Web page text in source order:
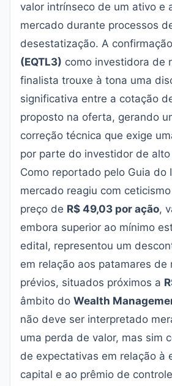
valor intrínseco de um ativo e
mercado durante processos
desestatização. A
(EQTL3) como investidora de
finalista trouxe à tona uma
significativa entre a cotação
proposto na oferta, gerando
correção técnica que exige
por parte do investidor de
Como reportado pelo Guia do
mercado reagiu com
preço de R$ 49,03 por ação,
embora superior ao mínimo
edital, representou um
em relação aos patamares de
prévios, situados próximos a
âmbito do Wealth
não deve ser interpretado
uma perda de valor, mas sim
de expectativas em relação à
capital e ao prêmio de